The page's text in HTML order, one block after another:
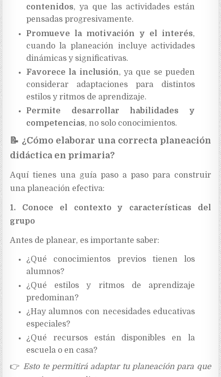
contenidos, ya que las actividades están
pensadas progresivamente.
Promueve la motivación y el interés,
cuando la planeación incluye actividades
dinámicas y significativas.
Favorece la inclusión, ya que se pueden
considerar adaptaciones para distintos
estilos y ritmos de aprendizaje.
Permite desarrollar habilidades y
competencias, no solo conocimientos.
📝 ¿Cómo elaborar una correcta planeación
didáctica en primaria?
Aquí tienes una guía paso a paso para construir
una planeación efectiva:
1. Conoce el contexto y características del
grupo
Antes de planear, es importante saber:
¿Qué conocimientos previos tienen los
alumnos?
¿Qué estilos y ritmos de aprendizaje
predominan?
¿Hay alumnos con necesidades educativas
especiales?
¿Qué recursos están disponibles en la
escuela o en casa?
👉 Esto te permitirá adaptar tu planeación para que